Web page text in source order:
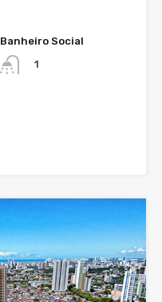
Banheiro Social
1